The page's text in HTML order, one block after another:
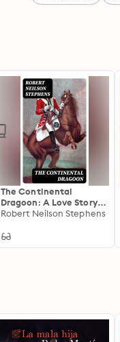
The Continental
Dragoon: A Love Story
of Philipse Manor-House
Robert Neilson Stephens